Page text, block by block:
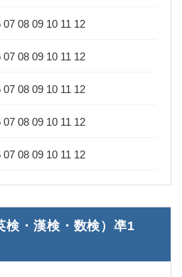
07 08 09 10 11 12
07 08 09 10 11 12
07 08 09 10 11 12
07 08 09 10 11 12
07 08 09 10 11 12
検・漢検・数検）凖1